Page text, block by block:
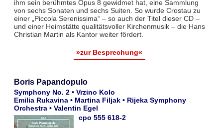
ihm sein berühmtes Opus 8 gewidmet hat, eine Sammlung
von sechs Sonaten und sechs Suiten. So wurde Crostau zu
einer „Piccola Serenissima“ – so auch der Titel dieser CD –
und einer Heimstätte qualitätsvoller Kirchenmusik – die Hans
Christian Martin als Kantor weiter fördert.
»zur Besprechung«
Boris Papandopulo
Symphony No. 2 • Vrzino Kolo
Emilia Rukavina • Martina Filjak • Rijeka Symphony
Orchestra • Valentin Egel
cpo 555 618-2